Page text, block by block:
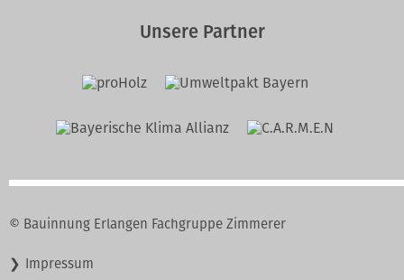
Unsere Partner
© Bauinnung Erlangen Fachgruppe Zimmerer
Navigation
Impressum